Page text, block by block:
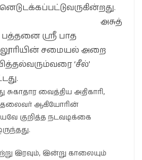
அசுத்
ஸ்ரீ பாத
சமையல் அறை
‘சீல்’
வைத்திய அதிகாரி,
தலைவர் ஆகியோரின்
குறித்த நடவடிக்கை
இரவும், இன்று காலையும்